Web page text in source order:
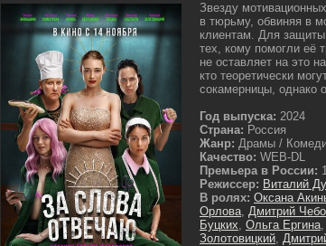
Звезду
в тюрьму, обвиняя в
клиентам. Для
тех, кому помогли её
не оставляет на это
кто теоретически
сокамерницы, однако
Год выпуска: 2024
Страна: Россия
Жанр: Драмы /
Качество: WEB-DL
Премьера в России:
Режиссер: Виталий
В ролях: Оксана
Орлова, Дмитрий
Буцких, Ольга Ергина,
Золотовицкий,